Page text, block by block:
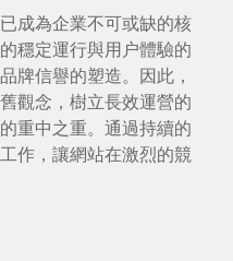
成為企業不可或缺的核
穩定運行與用户體驗的
牌信譽的塑造。因此，
觀念，樹立長效運營的
重中之重。通過持續的
作，讓網站在激烈的競